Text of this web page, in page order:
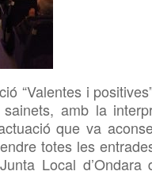
“Valentes i
amb la
que va
totes les
Local d’Ondara